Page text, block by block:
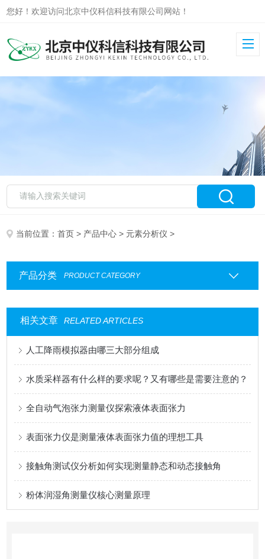
您好！欢迎访问北京中仪科信科技有限公司网站！
当前位置：首页 > 产品中心 > 元素分析仪 >
产品分类 PRODUCT CATEGORY
相关文章 RELATED ARTICLES
人工降雨模拟器由哪三大部分组成
水质采样器有什么样的要求呢？又有哪些是需要注意的？
全自动气泡张力测量仪探索液体表面张力
表面张力仪是测量液体表面张力值的理想工具
接触角测试仪分析如何实现测量静态和动态接触角
粉体润湿角测量仪核心测量原理